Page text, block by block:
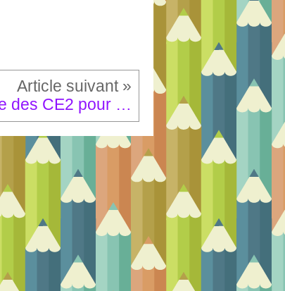
Le vote des CE2 pour le prix des Incorruptibles 2026 !